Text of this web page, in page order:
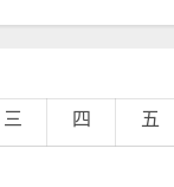
享
三 四 五